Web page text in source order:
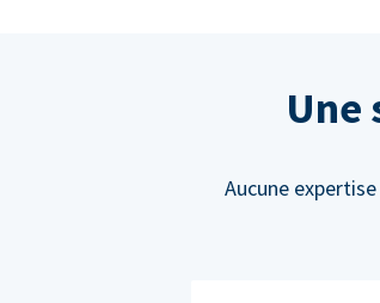
Une
Aucune